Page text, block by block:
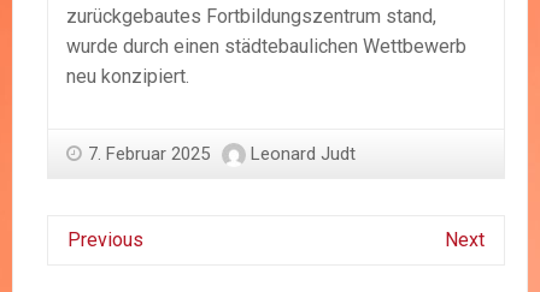
zurückgebautes Fortbildungszentrum stand,
wurde durch einen städtebaulichen Wettbewerb
neu konzipiert.
7. Februar 2025 Leonard Judt
Previous Next